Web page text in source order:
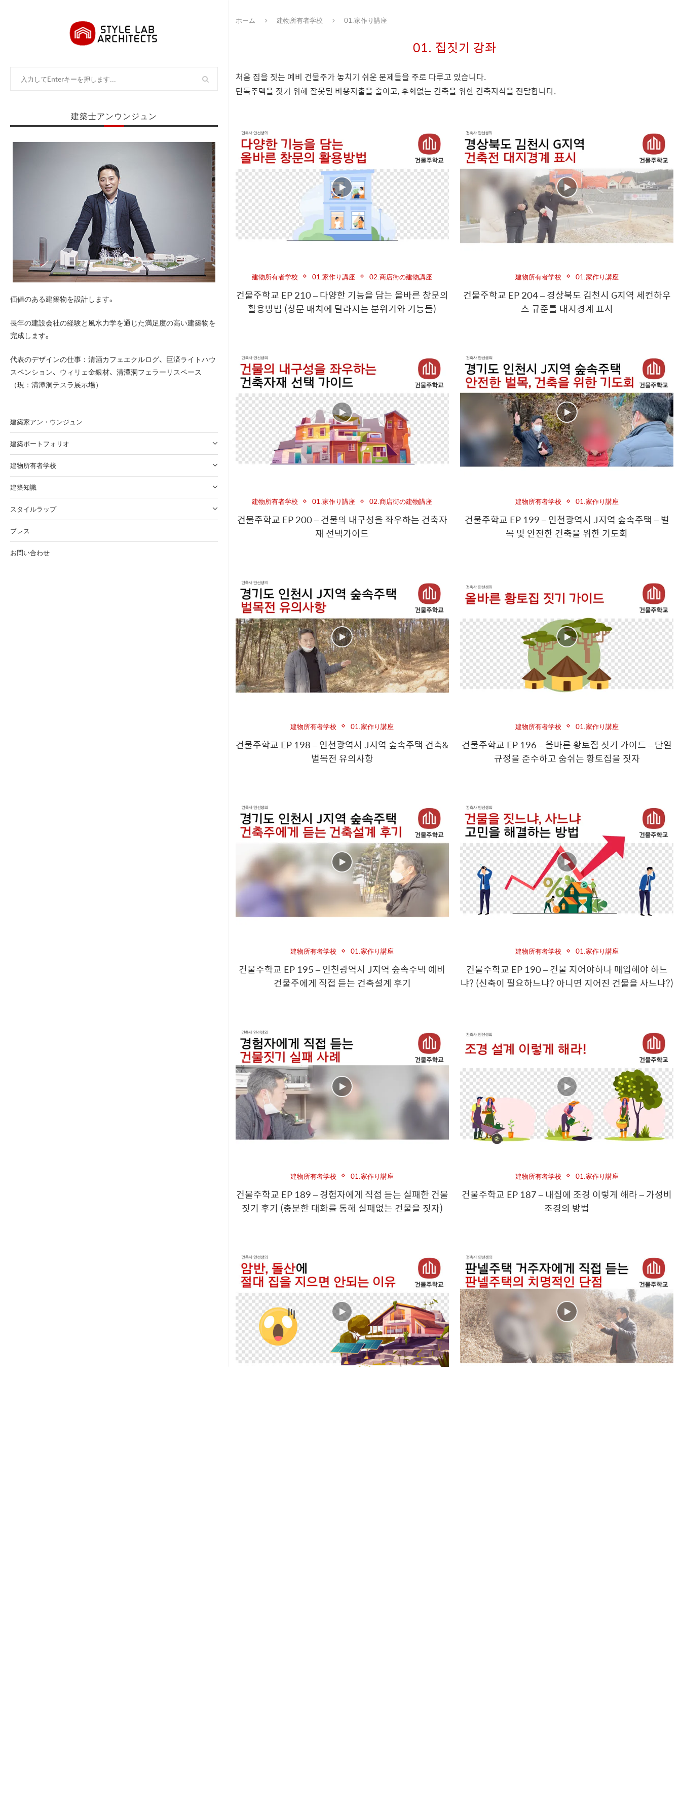
建築士アンウンジュン
価値のある建築物を設計します。
長年の建設会社の経験と風水力学を通じた満足度の高い建築物を
完成します。
代表のデザインの仕事：清酒カフェエクルログ、巨済ライトハウ
スペンション、ウィリェ金銀材、清潭洞フェラーリスペース
（現：清潭洞テスラ展示場）
建築家アン・ウンジュン
建築ポートフォリオ
建物所有者学校
建築知識
スタイルラップ
プレス
お問い合わせ
ホーム 建物所有者学校 01.家作り講座
01. 집짓기 강좌
처음 집을 짓는 예비 건물주가 놓치기 쉬운 문제들을 주로 다루고 있습니다.
단독주택을 짓기 위해 잘못된 비용지출을 줄이고, 후회없는 건축을 위한 건축지식을 전달합니다.
建物所有者学校 01.家作り講座 02.商店街の建物講座
건물주학교 EP 210 – 다양한 기능을 담는 올바른 창문의
활용방법 (창문 배치에 달라지는 분위기와 기능들)
建物所有者学校 01.家作り講座
건물주학교 EP 204 – 경상북도 김천시 G지역 세컨하우
스 규준틀 대지경계 표시
建物所有者学校 01.家作り講座 02.商店街の建物講座
건물주학교 EP 200 – 건물의 내구성을 좌우하는 건축자
재 선택가이드
建物所有者学校 01.家作り講座
건물주학교 EP 199 – 인천광역시 J지역 숲속주택 – 벌
목 및 안전한 건축을 위한 기도회
建物所有者学校 01.家作り講座
건물주학교 EP 198 – 인천광역시 J지역 숲속주택 건축&
벌목전 유의사항
建物所有者学校 01.家作り講座
건물주학교 EP 196 – 올바른 황토집 짓기 가이드 – 단열
규정을 준수하고 숨쉬는 황토집을 짓자
建物所有者学校 01.家作り講座
건물주학교 EP 195 – 인천광역시 J지역 숲속주택 예비
건물주에게 직접 듣는 건축설계 후기
建物所有者学校 01.家作り講座
건물주학교 EP 190 – 건물 지어야하나 매입해야 하느
냐? (신축이 필요하느냐? 아니면 지어진 건물을 사느냐?)
建物所有者学校 01.家作り講座
건물주학교 EP 189 – 경험자에게 직접 듣는 실패한 건물
짓기 후기 (충분한 대화를 통해 실패없는 건물을 짓자)
建物所有者学校 01.家作り講座
건물주학교 EP 187 – 내집에 조경 이렇게 해라 – 가성비
조경의 방법